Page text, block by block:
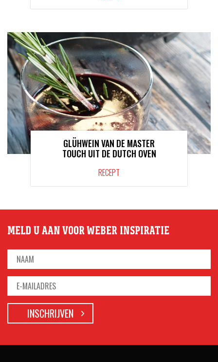
GLÜHWEIN VAN DE MASTER
TOUCH UIT DE DUTCH OVEN
RECEPT
MELD U AAN VOOR WEBER INSPIRATIE